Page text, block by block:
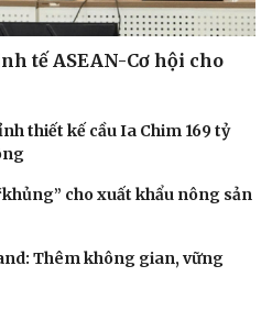
tế ASEAN-Cơ hội cho
thiết kế cầu Ia Chim 169 tỷ
cho xuất khẩu nông sản
Thêm không gian, vững